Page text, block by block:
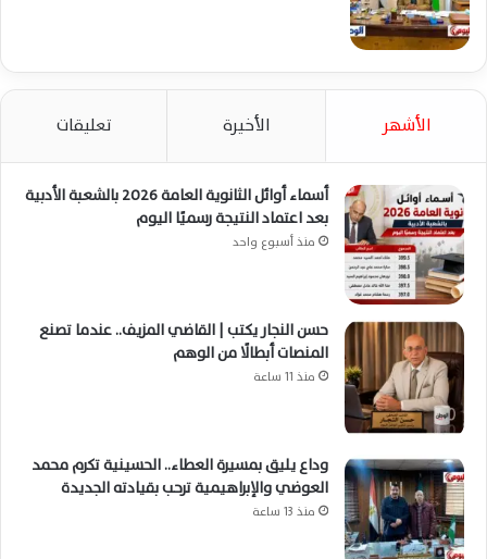
الأشهر الأخيرة تعليقات
أسماء أوائل الثانوية العامة 2026 بالشعبة الأدبية
بعد اعتماد النتيجة رسميًا اليوم
منذ أسبوع واحد
حسن النجار يكتب | القاضي المزيف.. عندما تصنع
المنصات أبطالًا من الوهم
منذ 11 ساعة
وداع يليق بمسيرة العطاء.. الحسينية تكرم محمد
العوضي والإبراهيمية ترحب بقيادته الجديدة
منذ 13 ساعة